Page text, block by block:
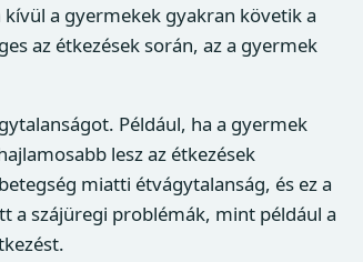
a gyermekek gyakran követik a
az étkezések során, az a gyermek
Például, ha a gyermek
lesz az étkezések
miatti étvágytalanság, és ez a
a szájüregi problémák, mint például a